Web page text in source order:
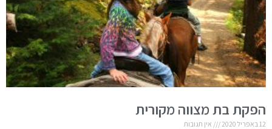
הפקת בת מצווה מקורית
12 באפריל 2020 אין תגובות